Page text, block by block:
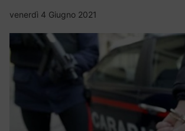
venerdì 4 Giugno 2021